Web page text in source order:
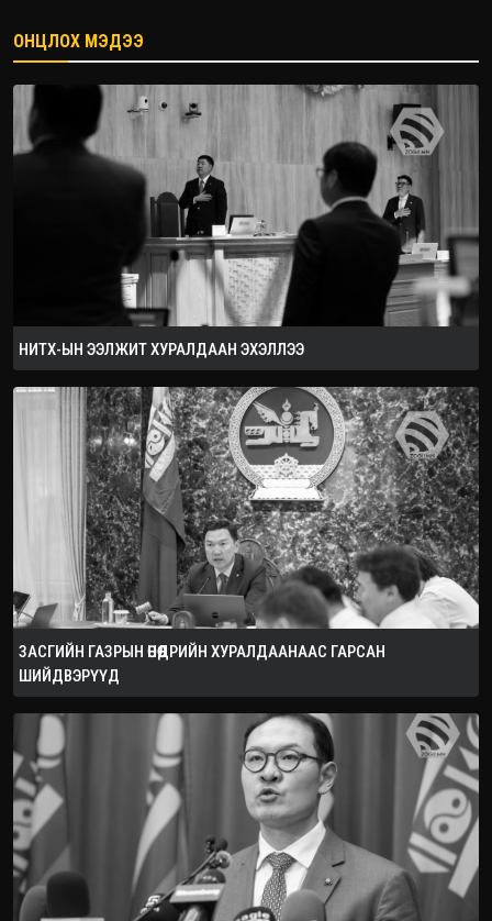
2026.08.08
ОНЦЛОХ МЭДЭЭ
НИТХ-ЫН ЭЭЛЖИТ ХУРАЛДААН ЭХЭЛЛЭЭ
ЗАСГИЙН ГАЗРЫН ӨНӨӨДРИЙН ХУРАЛДААНААС ГАРСАН
ШИЙДВЭРҮҮД